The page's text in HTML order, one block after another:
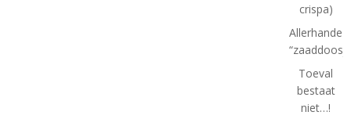
crispa)
Allerhande
Toeval
bestaat
niet…!